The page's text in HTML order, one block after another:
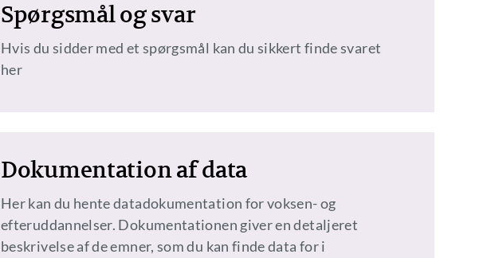
Spørgsmål og svar
Hvis du sidder med et spørgsmål kan du sikkert finde svaret
her
Dokumentation af data
Her kan du hente datadokumentation for voksen- og
efteruddannelser. Dokumentationen giver en detaljeret
beskrivelse af de emner, som du kan finde data for i